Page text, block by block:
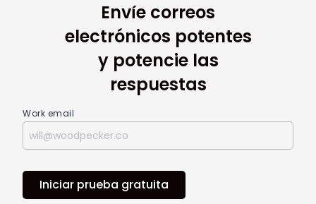
Envíe correos
electrónicos potentes
y potencie las
respuestas
Work email
Iniciar prueba gratuita